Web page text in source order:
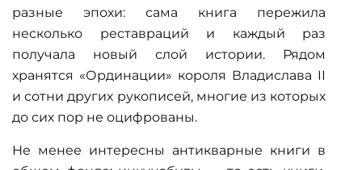
разные эпохи: сама книга пережила
несколько реставраций и каждый раз
получала новый слой истории. Рядом
хранятся «Ординации» короля Владислава II
и сотни других рукописей, многие из которых
до сих пор не оцифрованы.
Не менее интересны антикварные книги в